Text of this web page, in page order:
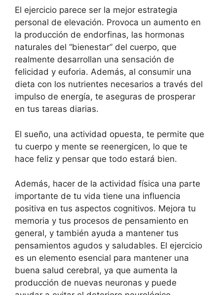
El ejercicio parece ser la mejor estrategia
personal de elevación. Provoca un aumento en
la producción de endorfinas, las hormonas
naturales del “bienestar” del cuerpo, que
realmente desarrollan una sensación de
felicidad y euforia. Además, al consumir una
dieta con los nutrientes necesarios a través del
impulso de energía, te aseguras de prosperar
en tus tareas diarias.
El sueño, una actividad opuesta, te permite que
tu cuerpo y mente se reenergicen, lo que te
hace feliz y pensar que todo estará bien.
Además, hacer de la actividad física una parte
importante de tu vida tiene una influencia
positiva en tus aspectos cognitivos. Mejora tu
memoria y tus procesos de pensamiento en
general, y también ayuda a mantener tus
pensamientos agudos y saludables. El ejercicio
es un elemento esencial para mantener una
buena salud cerebral, ya que aumenta la
producción de nuevas neuronas y puede